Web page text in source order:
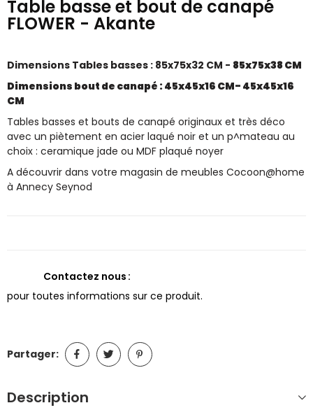
Table basse et bout de canapé
FLOWER - Akante
Dimensions Tables basses : 85x75x32 CM - 85x75x38 CM
Dimensions bout de canapé : 45x45x16 CM- 45x45x16
CM
Tables basses et bouts de canapé originaux et très déco
avec un piètement en acier laqué noir et un p^mateau au
choix : ceramique jade ou MDF plaqué noyer
A découvrir dans votre magasin de meubles Cocoon@home
à Annecy Seynod
Contactez nous
pour toutes informations sur ce produit.
Partager:
Description